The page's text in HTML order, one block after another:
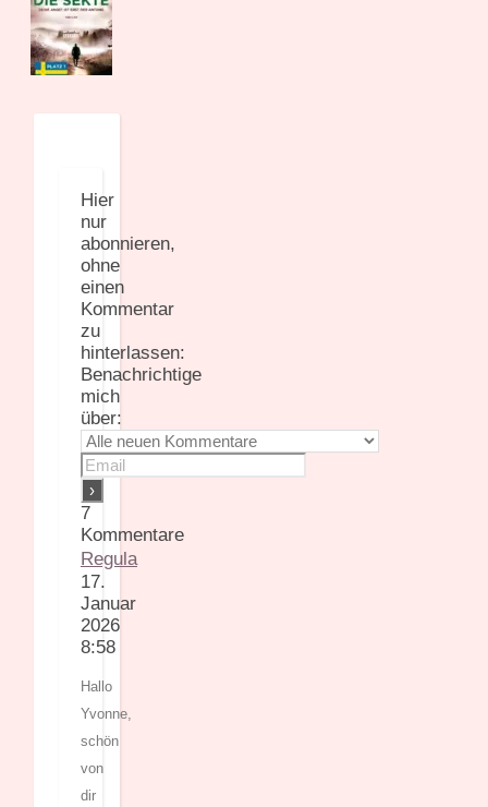
Hier
nur
abonnieren,
ohne
einen
Kommentar
zu
hinterlassen:
Benachrichtige
mich
über:
7
Kommentare
Regula
17.
Januar
2026
8:58
Hallo
Yvonne,
schön
von
dir